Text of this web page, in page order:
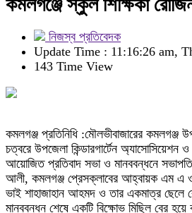
কমলগঞ্জে স্কুল শিক্ষিকা
নিজস্ব প্রতিবেদক
Update Time : 11:16:26 am,
143 Time View
কমলগঞ্জ প্রতিনিধি :মৌলভীবাজারের কমলগঞ্জ
চত্বরে উপজেলা কিন্ডারগার্টেন
আয়োজিত প্রতিবাদ সভা ও মানববন্ধনে
আলী, কমলগঞ্জ প্রেসক্লাবের আহ্বায়ক এম এ
ভাই শাহাজাহান আহমদ ও তার একমাত্র
মানববন্ধন শেষে একটি বিক্ষোভ মিছিল বের